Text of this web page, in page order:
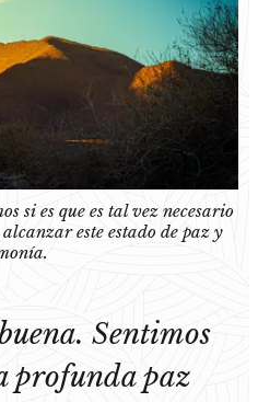
si es que es tal vez necesario
este estado de paz y
Sentimos
profunda paz